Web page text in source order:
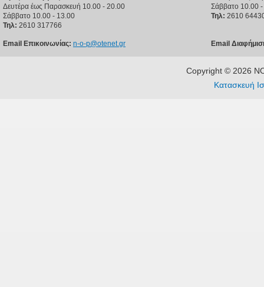
Δευτέρα έως Παρασκευή 10.00 - 20.00
Σάββατο 10.00 - 13.00
Τηλ: 2610 317766
Email Επικοινωνίας: n-o-p@otenet.gr
Σάββατο 10.00
Τηλ: 2610
Email
Copyright © 2026
Κατασκευή